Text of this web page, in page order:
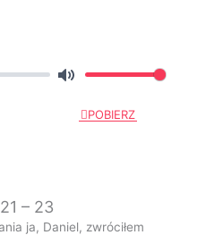
POBIERZ
– 23
ja, Daniel, zwróciłem